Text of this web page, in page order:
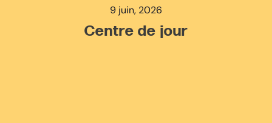
9 juin, 2026
Centre de jour